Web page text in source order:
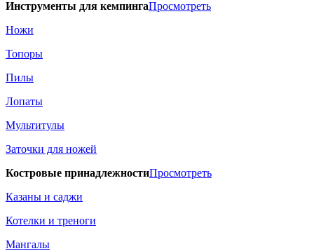
Инструменты для кемпингаПросмотреть
Ножи
Топоры
Пилы
Лопаты
Мультитулы
Заточки для ножей
Костровые принадлежностиПросмотреть
Казаны и саджи
Котелки и треноги
Мангалы